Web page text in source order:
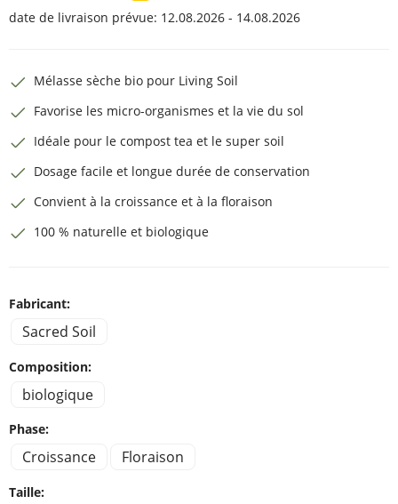
date de livraison prévue: 12.08.2026 - 14.08.2026
Mélasse sèche bio pour Living Soil
Favorise les micro-organismes et la vie du sol
Idéale pour le compost tea et le super soil
Dosage facile et longue durée de conservation
Convient à la croissance et à la floraison
100 % naturelle et biologique
Fabricant:
Sacred Soil
Composition:
biologique
Phase:
Croissance Floraison
Taille: